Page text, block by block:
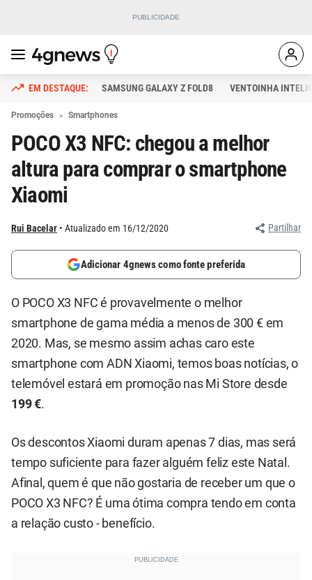
SAMSUNG GALAXY Z FOLD8 VENTOINHA
Promoções Smartphones
POCO X3 NFC: chegou a melhor
altura para comprar o smartphone
Xiaomi
Rui Bacelar Atualizado em 16/12/2020 Partilhar
Adicionar 4gnews como fonte preferida
O POCO X3 NFC é provavelmente o melhor
smartphone de gama média a menos de 300 € em
2020. Mas, se mesmo assim achas caro este
smartphone com ADN Xiaomi, temos boas notícias, o
telemóvel estará em promoção nas Mi Store desde
199 €.
Os descontos Xiaomi duram apenas 7 dias, mas será
tempo suficiente para fazer alguém feliz este Natal.
Afinal, quem é que não gostaria de receber um que o
POCO X3 NFC? É uma ótima compra tendo em conta
a relação custo - benefício.